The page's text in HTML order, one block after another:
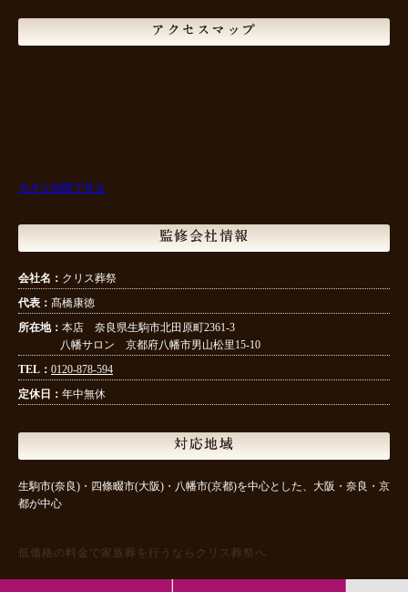
アクセスマップ
大きな地図で見る
監修会社情報
会社名： クリス葬祭
代表： 髙橋康徳
所在地： 本店 奈良県生駒市北田原町2361-3
八幡サロン 京都府八幡市男山松里15-10
TEL： 0120-878-594
定休日： 年中無休
対応地域
生駒市(奈良)・四條畷市(大阪)・八幡市(京都)を中心とした、大阪・奈良・京
都が中心
低価格の料金で家族葬を行うならクリス葬祭へ